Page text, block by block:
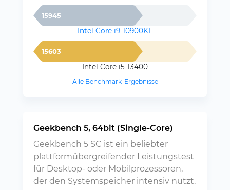
15945
Intel Core i9-10900KF
15603
Intel Core i5-13400
Alle Benchmark-Ergebnisse
Geekbench 5, 64bit (Single-Core)
Geekbench 5 SC ist ein beliebter
plattformübergreifender Leistungstest
für Desktop- oder Mobilprozessoren,
der den Systemspeicher intensiv nutzt.